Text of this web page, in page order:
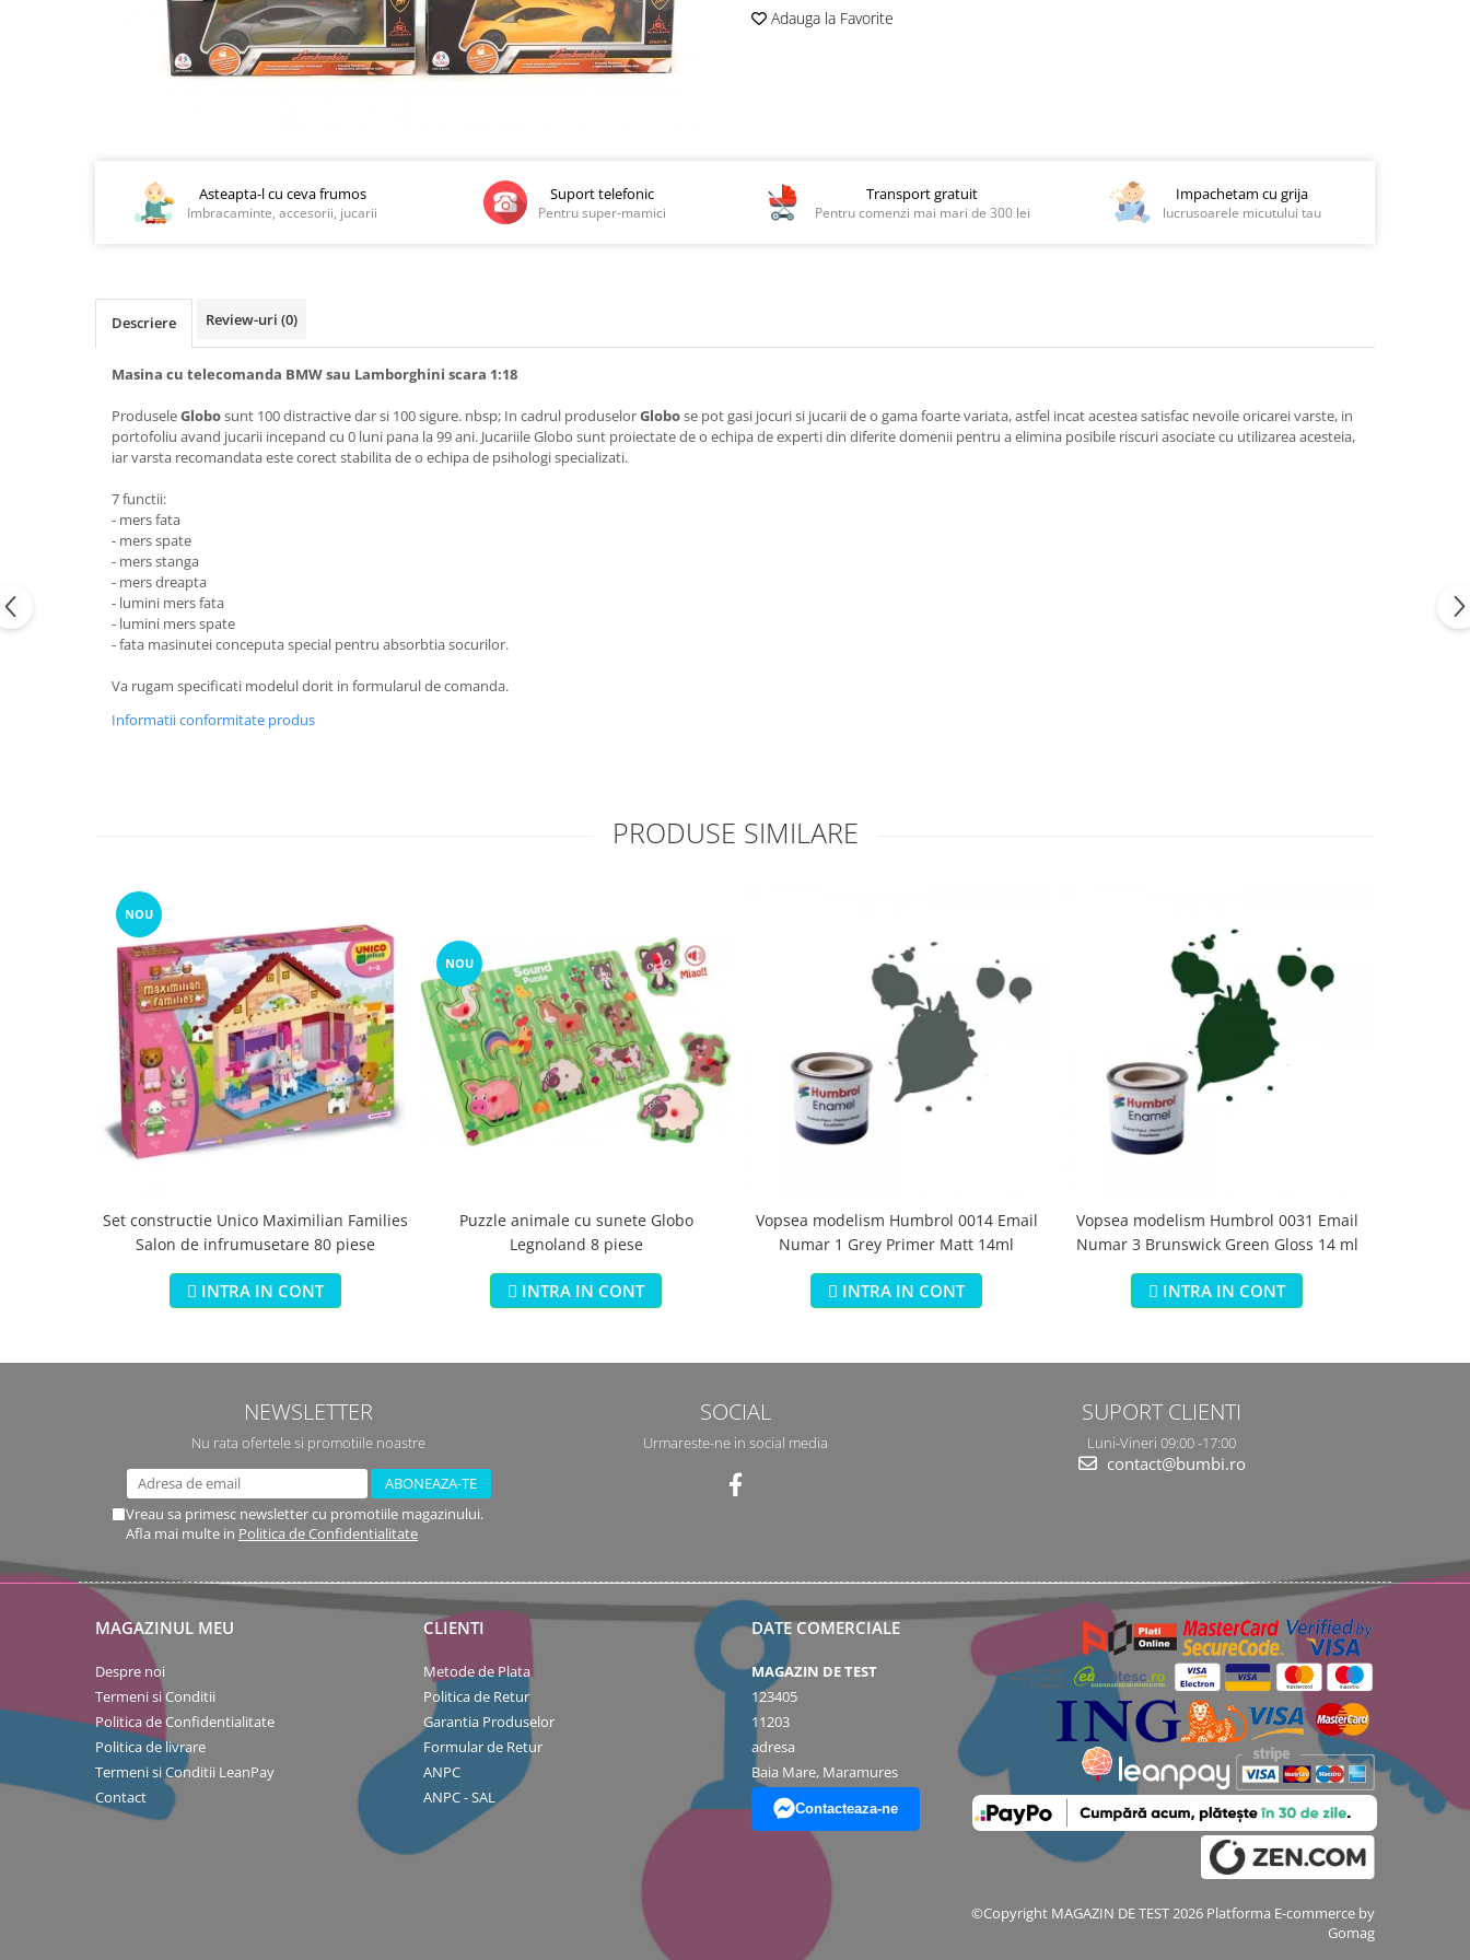
Jucarii si jocuri exterior
Masini, trenuri, avioane
Masinute Radiocomanda
Trenulete Electrice
Biciclete fara pedale
Role, patine cu rotile
Adauga la Favorite
Asteapta-l cu ceva frumos
Imbracaminte, accesorii, jucarii
Suport telefonic
Pentru super-mamici
Transport gratuit
Pentru comenzi mai mari de 300 lei
Impachetam cu grija
lucrusoarele micutului tau
Descriere Review-uri (0)
Masina cu telecomanda BMW sau Lamborghini scara 1:18
ProduseleGlobosunt 100 distractive dar si 100 sigure. nbsp; In cadrul produselorGlobose pot gasi jocuri si jucarii de o gama foarte variata, astfel incat acestea satisfac nevoile oricarei varste, in
portofoliu avand jucarii incepand cu 0 luni pana la 99 ani. Jucariile Globo sunt proiectate de o echipa de experti din diferite domenii pentru a elimina posibile riscuri asociate cu utilizarea acesteia,
iar varsta recomandata este corect stabilita de o echipa de psihologi specializati.
7 functii:
- mers fata
- mers spate
- mers stanga
- mers dreapta
- lumini mers fata
- lumini mers spate
- fata masinutei conceputa special pentru absorbtia socurilor.
Va rugam specificati modelul dorit in formularul de comanda.
Informatii conformitate produs
PRODUSE SIMILARE
NOU
Set constructie Unico Maximilian Families
Salon de infrumusetare 80 piese
INTRA IN CONT
NOU
Puzzle animale cu sunete Globo
Legnoland 8 piese
INTRA IN CONT
Vopsea modelism Humbrol 0014 Email
Numar 1 Grey Primer Matt 14ml
INTRA IN CONT
Vopsea modelism Humbrol 0031 Email
Numar 3 Brunswick Green Gloss 14 ml
INTRA IN CONT
NEWSLETTER
Nu rata ofertele si promotiile noastre
Vreau sa primesc newsletter cu promotiile magazinului.
Afla mai multe in Politica de Confidentialitate
SOCIAL
Urmareste-ne in social media
SUPORT CLIENTI
Luni-Vineri 09:00 -17:00
contact@bumbi.ro
MAGAZINUL MEU
Despre noi
Termeni si Conditii
Politica de Confidentialitate
Politica de livrare
Termeni si Conditii LeanPay
Contact
CLIENTI
Metode de Plata
Politica de Retur
Garantia Produselor
Formular de Retur
ANPC
ANPC - SAL
DATE COMERCIALE
MAGAZIN DE TEST
123405
11203
adresa
Baia Mare, Maramures
Contacteaza-ne
©Copyright MAGAZIN DE TEST 2026 Platforma E-commerce by
Gomag